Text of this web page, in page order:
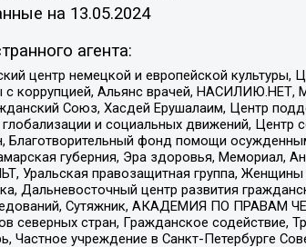
на 13.05.2024
агента:
центр немецкой и европейской
коррупцией, Альянс врачей,
Союз, Хасдей Ерушалаим, Центр
и социальных движений,
фонд помощи
губерния, Эра здоровья, Мемориал,
Уральская правозащитная группа,
Дальневосточный центр развития
Сутяжник, АКАДЕМИЯ ПО ПРАВАМ
северных стран, Гражданское содействие,
Частное учреждение в Санкт-Петербурге